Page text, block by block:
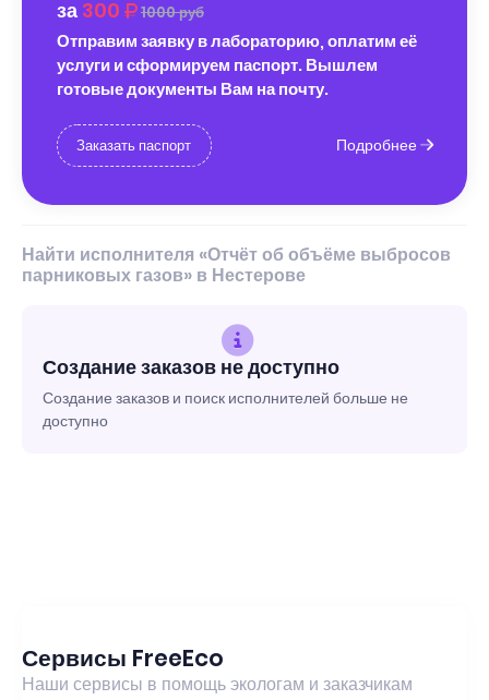
за 300 1000 руб
Отправим заявку в лабораторию, оплатим её
услуги и сформируем паспорт. Вышлем
готовые документы Вам на почту.
Заказать паспорт Подробнее
Найти исполнителя «Отчёт об объёме выбросов
парниковых газов» в Нестерове
Создание заказов не доступно
Создание заказов и поиск исполнителей больше не
доступно
Сервисы FreeEco
Наши сервисы в помощь экологам и заказчикам